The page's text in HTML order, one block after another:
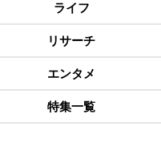
ライフ
リサーチ
エンタメ
特集一覧